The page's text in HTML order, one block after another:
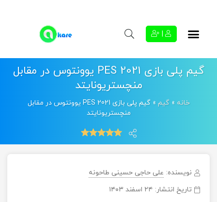
گیم پلی بازی PES 2021 یوونتوس در مقابل
منچستریونایتد
خانه »گیم »
گیم پلی بازی PES 2021 یوونتوس در مقابل
منچستریونایتد
نویسنده: علی حاجی حسینی طاحونه
تاریخ انتشار: ۲۴ اسفند ۱۴۰۳